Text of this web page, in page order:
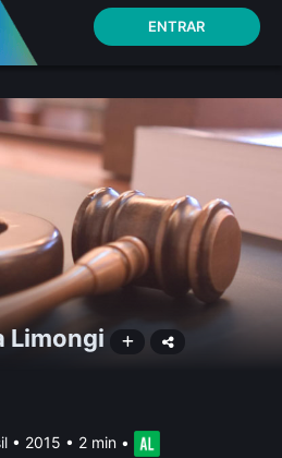
ENTRAR
Limongi
• 2015 • 2 min •